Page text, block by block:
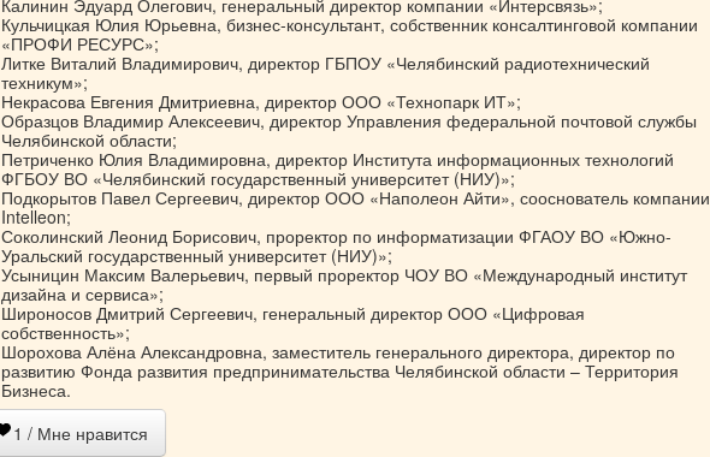
Кульчицкая Юлия Юрьевна, бизнес-консультант, собственник консалтинговой компании
«ПРОФИ РЕСУРС»;
Литке Виталий Владимирович, директор ГБПОУ «Челябинский радиотехнический
техникум»;
Некрасова Евгения Дмитриевна, директор ООО «Технопарк ИТ»;
Образцов Владимир Алексеевич, директор Управления федеральной почтовой службы
Челябинской области;
Петриченко Юлия Владимировна, директор Института информационных технологий
ФГБОУ ВО «Челябинский государственный университет (НИУ)»;
Подкорытов Павел Сергеевич, директор ООО «Наполеон Айти», сооснователь компании
Intelleon;
Соколинский Леонид Борисович, проректор по информатизации ФГАОУ ВО «Южно-
Уральский государственный университет (НИУ)»;
Усыницин Максим Валерьевич, первый проректор ЧОУ ВО «Международный институт
дизайна и сервиса»;
Широносов Дмитрий Сергеевич, генеральный директор ООО «Цифровая
собственность»;
Шорохова Алёна Александровна, заместитель генерального директора, директор по
развитию Фонда развития предпринимательства Челябинской области – Территория
Бизнеса.
1 / Мне нравится